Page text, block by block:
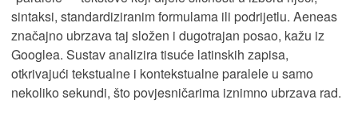
sintaksi, standardiziranim formulama ili podrijetlu. Aeneas
značajno ubrzava taj složen i dugotrajan posao, kažu iz
Googlea. Sustav analizira tisuće latinskih zapisa,
otkrivajući tekstualne i kontekstualne paralele u samo
nekoliko sekundi, što povjesničarima iznimno ubrzava rad.